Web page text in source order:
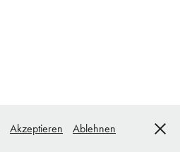
Akzeptieren Ablehnen